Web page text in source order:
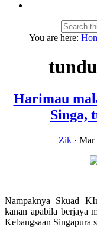
Search
this
You are here:
Harimau
Singa,
Zik · Mar
Nampaknya Skuad
kanan apabila berjaya
Kebangsaan Singapura